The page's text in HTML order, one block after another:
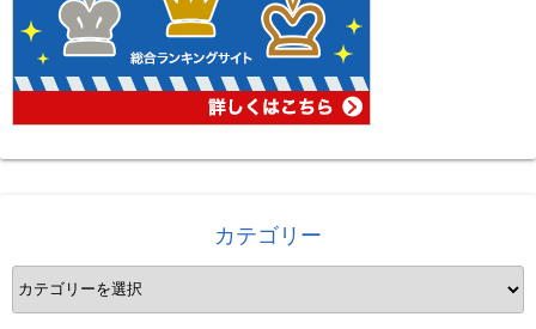
カテゴリー
カ
テ